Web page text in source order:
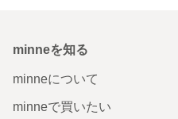
minneを知る
minneについて
minneで買いたい